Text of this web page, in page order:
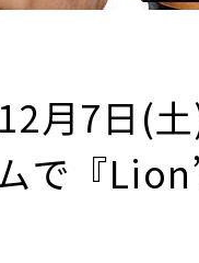
月7日(
で『